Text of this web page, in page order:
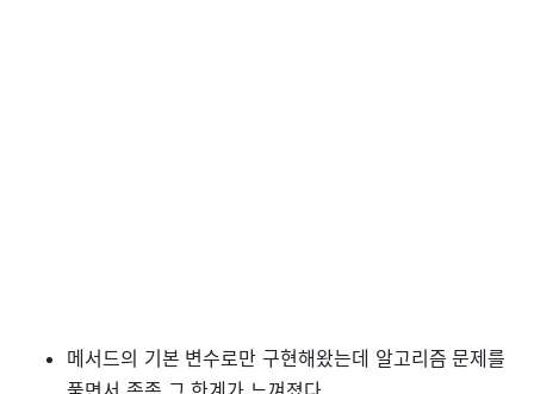
메서드의 기본 변수로만 구현해왔는데 알고리즘 문제를